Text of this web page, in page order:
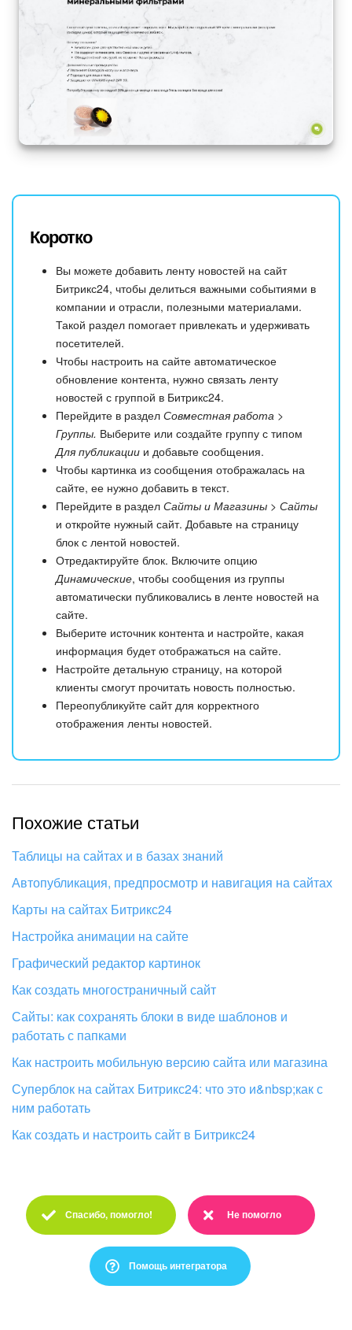
Коротко
Вы можете добавить ленту новостей на сайт
Битрикс24, чтобы делиться важными событиями в
компании и отрасли, полезными материалами.
Такой раздел помогает привлекать и удерживать
посетителей.
Чтобы настроить на сайте автоматическое
обновление контента, нужно связать ленту
новостей с группой в Битрикс24.
Перейдите в раздел Совместная работа >
Группы. Выберите или создайте группу с типом
Для публикации и добавьте сообщения.
Чтобы картинка из сообщения отображалась на
сайте, ее нужно добавить в текст.
Перейдите в раздел Сайты и Магазины > Сайты
и откройте нужный сайт. Добавьте на страницу
блок с лентой новостей.
Отредактируйте блок. Включите опцию
Динамические, чтобы сообщения из группы
автоматически публиковались в ленте новостей на
сайте.
Выберите источник контента и настройте, какая
информация будет отображаться на сайте.
Настройте детальную страницу, на которой
клиенты смогут прочитать новость полностью.
Переопубликуйте сайт для корректного
отображения ленты новостей.
Похожие статьи
Таблицы на сайтах и в базах знаний
Автопубликация, предпросмотр и навигация на сайтах
Карты на сайтах Битрикс24
Настройка анимации на сайте
Графический редактор картинок
Как создать многостраничный сайт
Сайты: как сохранять блоки в виде шаблонов и
работать с папками
Как настроить мобильную версию сайта или магазина
Суперблок на сайтах Битрикс24: что это и&nbsp;как с
ним работать
Как создать и настроить сайт в Битрикс24
Спасибо, помогло!
Спасибо :)
Не помогло
Очень жаль :(
Помощь интегратора